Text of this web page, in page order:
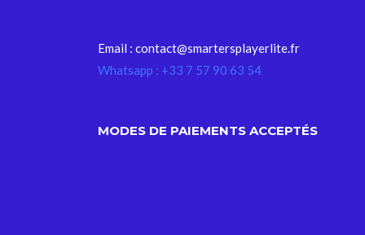
Email : contact@smartersplayerlite.fr
Whatsapp : +33 7 57 90 63 54
MODES DE PAIEMENTS ACCEPTÉS